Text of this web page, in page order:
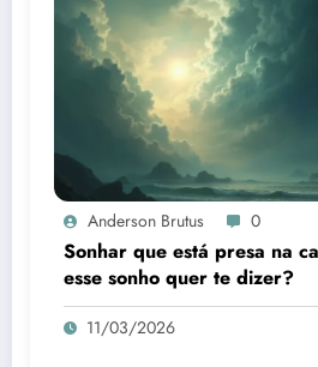
Anderson Brutus 0
Sonhar que está presa na
esse sonho quer te dizer?
11/03/2026